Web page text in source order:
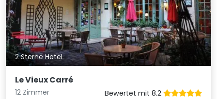
2 Sterne Hotel
Le Vieux Carré
12 Zimmer
Bewertet mit 8.2